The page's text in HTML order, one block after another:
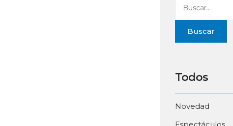
Buscar
Todos
Novedad